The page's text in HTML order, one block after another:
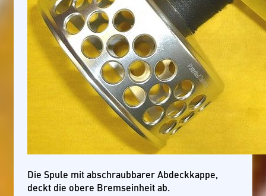
Die Spule mit abschraubbarer Abdeckkappe,
deckt die obere Bremseinheit ab.